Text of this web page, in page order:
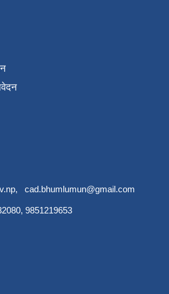
, cad.bhumlumun@gmail.com
9851219653